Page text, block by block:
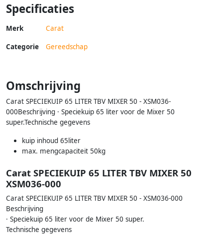
Specificaties
Merk Carat
Categorie Gereedschap
Omschrijving
Carat SPECIEKUIP 65 LITER TBV MIXER 50 - XSM036-
000Beschrijving · Speciekuip 65 liter voor de Mixer 50
super.Technische gegevens
kuip inhoud 65liter
max. mengcapaciteit 50kg
Carat SPECIEKUIP 65 LITER TBV MIXER 50
XSM036-000
Carat SPECIEKUIP 65 LITER TBV MIXER 50 - XSM036-000
Beschrijving
· Speciekuip 65 liter voor de Mixer 50 super.
Technische gegevens